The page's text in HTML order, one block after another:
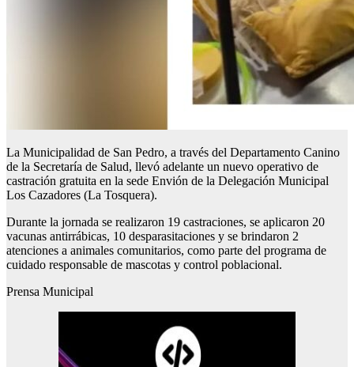
La Municipalidad de San Pedro, a través del Departamento Canino
de la Secretaría de Salud, llevó adelante un nuevo operativo de
castración gratuita en la sede Envión de la Delegación Municipal
Los Cazadores (La Tosquera).
Durante la jornada se realizaron 19 castraciones, se aplicaron 20
vacunas antirrábicas, 10 desparasitaciones y se brindaron 2
atenciones a animales comunitarios, como parte del programa de
cuidado responsable de mascotas y control poblacional.
Prensa Municipal